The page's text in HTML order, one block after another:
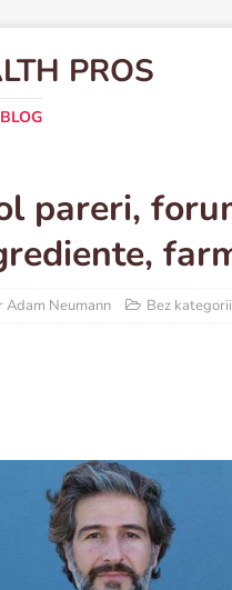
PROS
pareri,
Adam Neumann Bez kategorii